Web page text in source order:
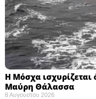
Η Μόσχα ισχυρίζεται
Μαύρη Θάλασσα ​
8 Αυγούστου 2026